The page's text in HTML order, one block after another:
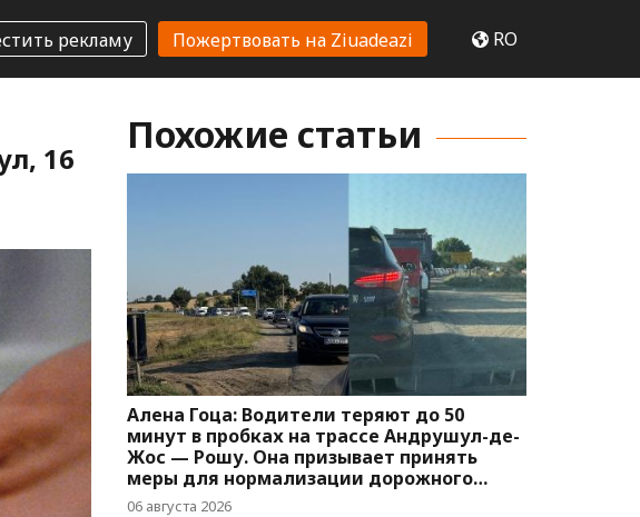
рекламу Пожертвовать на Ziuadeazi RO
16
Похожие статьи
Алена Гоца: Водители теряют до 50
минут в пробках на трассе Андрушул-де-
Жос — Рошу. Она призывает принять
меры для нормализации дорожного
движения
06 августа 2026